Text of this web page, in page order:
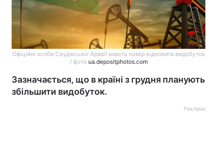
Офіційні особи Саудівської Аравії мають намір відновити видобуток
/ фото ua.depositphotos.com
Зазначається, що в країні з грудня планують
збільшити видобуток.
Реклама